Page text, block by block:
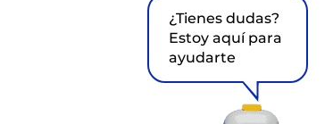
¿Tienes dudas?
Estoy aquí para
ayudarte